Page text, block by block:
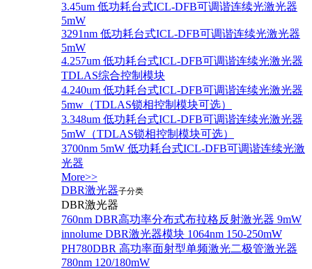
3.45um 低功耗台式ICL-DFB可调谐连续光激光器
5mW
3291nm 低功耗台式ICL-DFB可调谐连续光激光器
5mW
4.257um 低功耗台式ICL-DFB可调谐连续光激光器
TDLAS综合控制模块
4.240um 低功耗台式ICL-DFB可调谐连续光激光器
5mw（TDLAS锁相控制模块可选）
3.348um 低功耗台式ICL-DFB可调谐连续光激光器
5mW（TDLAS锁相控制模块可选）
3700nm 5mW 低功耗台式ICL-DFB可调谐连续光激
光器
More>>
DBR激光器子分类
DBR激光器
760nm DBR高功率分布式布拉格反射激光器 9mW
innolume DBR激光器模块 1064nm 150-250mW
PH780DBR 高功率面射型单频激光二极管激光器
780nm 120/180mW